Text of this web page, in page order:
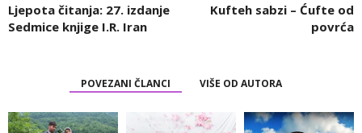
Ljepota čitanja: 27. izdanje
Sedmice knjige I.R. Iran
Kufteh sabzi – Ćufte od
povrća
POVEZANI ČLANCI VIŠE OD AUTORA